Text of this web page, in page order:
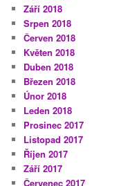
Září 2018
Srpen 2018
Červen 2018
Květen 2018
Duben 2018
Březen 2018
Únor 2018
Leden 2018
Prosinec 2017
Listopad 2017
Říjen 2017
Září 2017
Červenec 2017